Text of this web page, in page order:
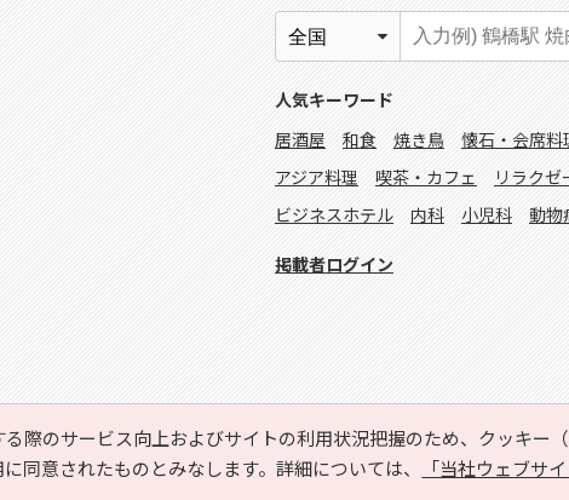
際のサービス向上およびサイトの利用状況把握のため、クッキー
同意されたものとみなします。詳細については、
「当社ウェブサ
人気キーワード
居酒屋
和食 焼き鳥 懐石・会席料
アジア料理
喫茶・カフェ リラクゼ
ビジネスホテル
内科 小児科 動物
掲載者ログイン
Copyright © HYOJITO.Co.,Ltd. All Rights Reserved.